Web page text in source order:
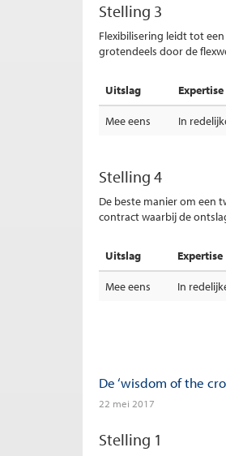
Stelling 3
Flexibilisering leidt tot
grotendeels door de
Uitslag Expertise
Mee eens In
Stelling 4
De beste manier om een
contract waarbij de
Uitslag Expertise
Mee eens In
De ‘wisdom of the
22 mei 2017
Stelling 1